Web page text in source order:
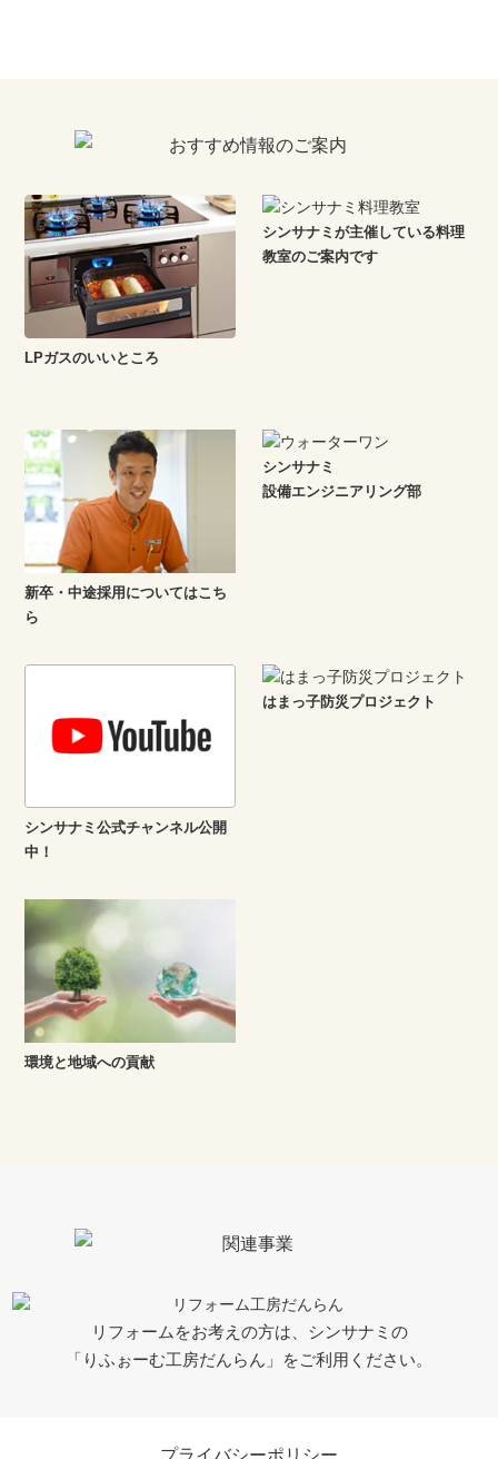
LPガスのいいところ
シンサナミが主催している料理
教室のご案内です
新卒・中途採用についてはこち
ら
シンサナミ
設備エンジニアリング部
シンサナミ公式チャンネル公開
中！
はまっ子防災プロジェクト
環境と地域への貢献
リフォームをお考えの方は、シンサナミの
「りふぉーむ工房だんらん」をご利用ください。